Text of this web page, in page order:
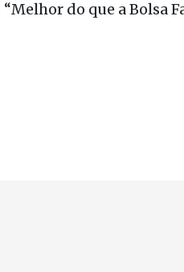
do que a Bolsa